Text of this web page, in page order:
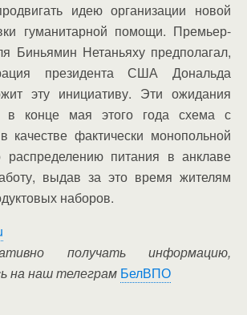
идею организации новой
гуманитарной помощи. Премьер-
Биньямин Нетаньяху предполагал,
президента США Дональда
эту инициативу. Эти ожидания
в конце мая этого года схема с
качестве фактически монопольной
распределению питания в анклаве
выдав за это время жителям
наборов.
получать информацию,
на наш телеграм БелВПО